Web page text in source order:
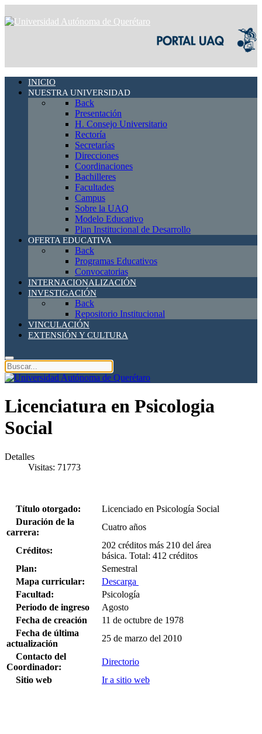
INICIO
NUESTRA UNIVERSIDAD
Back
Presentación
H. Consejo Universitario
Rectoría
Secretarías
Direcciones
Coordinaciones
Bachilleres
Facultades
Campus
Sobre la UAQ
Modelo Educativo
Plan Institucional de Desarrollo
OFERTA EDUCATIVA
Back
Programas Educativos
Convocatorias
INTERNACIONALIZACIÓN
INVESTIGACIÓN
Back
Repositorio Institucional
VINCULACIÓN
EXTENSIÓN Y CULTURA
Licenciatura en Psicologia
Social
Detalles
Visitas: 71773
Título otorgado:
Licenciado en Psicología Social
Duración de la
carrera:
Cuatro años
Créditos:
202 créditos más 210 del área
básica. Total: 412 créditos
Plan:
Semestral
Mapa curricular:
Descarga
Facultad:
Psicología
Periodo de ingreso
Agosto
Fecha de creación
11 de octubre de 1978
Fecha de última
actualización
25 de marzo del 2010
Contacto del
Coordinador:
Directorio
Sitio web
Ir a sitio web